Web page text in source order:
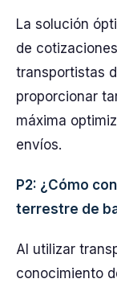
La solución
de
transportistas
proporcionar
máxima
envíos.
P2: ¿Cómo
terrestre de
Al utilizar
conocimiento